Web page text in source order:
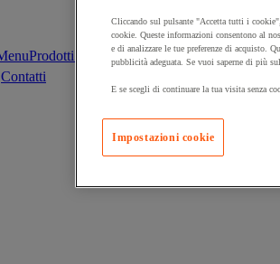
Prodotti sostenibili
Contatti
Cliccando sul pulsante "Accetta tutti i
cookie. Queste informazioni consentono al
e di analizzare le tue preferenze di acquisto.
pubblicità adeguata. Se vuoi saperne di più
E se scegli di continuare la tua visita senza
Impostazioni cookie